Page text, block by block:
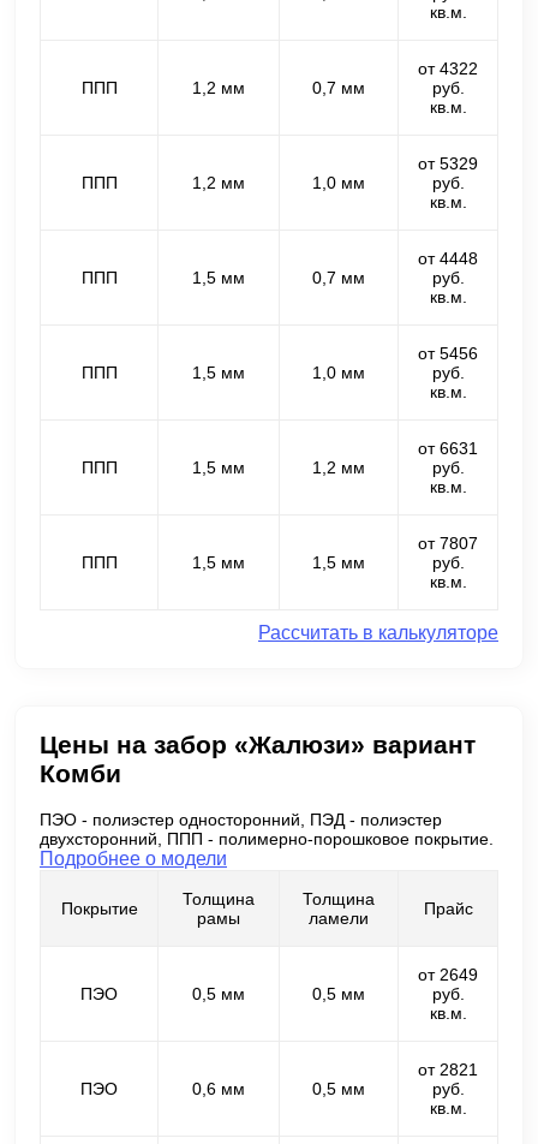
кв.м.
ППП 1,2 мм 0,7 мм
от 4322
руб.
кв.м.
ППП 1,2 мм 1,0 мм
от 5329
руб.
кв.м.
ППП 1,5 мм 0,7 мм
от 4448
руб.
кв.м.
ППП 1,5 мм 1,0 мм
от 5456
руб.
кв.м.
ППП 1,5 мм 1,2 мм
от 6631
руб.
кв.м.
ППП 1,5 мм 1,5 мм
от 7807
руб.
кв.м.
Рассчитать в калькуляторе
Цены на забор «Жалюзи» вариант
Комби
ПЭО - полиэстер односторонний, ПЭД - полиэстер
двухсторонний, ППП - полимерно-порошковое покрытие.
Подробнее о модели
Покрытие
Толщина
рамы
Толщина
ламели
Прайс
ПЭО 0,5 мм 0,5 мм
от 2649
руб.
кв.м.
ПЭО 0,6 мм 0,5 мм
от 2821
руб.
кв.м.